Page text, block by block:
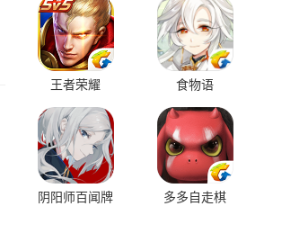
王者荣耀 食物语
阴阳师百闻牌 多多自走棋